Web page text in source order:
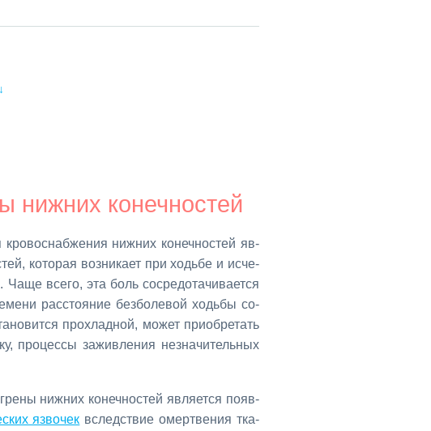
↓
ниж­них ко­неч­но­стей
ниж­них ко­неч­но­стей яв­
ко­то­рая воз­ни­ка­ет при ходь­бе и ис­че­
все­го, эта боль со­сре­до­та­чи­ва­ет­ся
рас­сто­я­ние без­бо­ле­вой ходь­бы со­
про­хлад­ной, мо­жет при­об­ре­тать
про­цес­сы за­жив­ле­ния незна­чи­тель­ных
ниж­них ко­неч­но­стей яв­ля­ет­ся по­яв­
яз­во­чек вслед­ствие омерт­ве­ния тка­